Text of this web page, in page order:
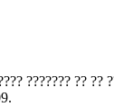
??????? ?? ??